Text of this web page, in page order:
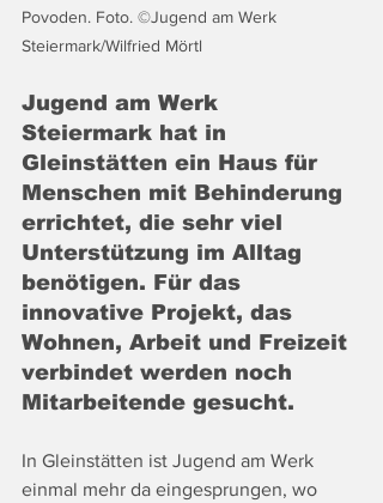
Povoden. Foto. ©Jugend am Werk
Steiermark/Wilfried Mörtl
Jugend am Werk
Steiermark hat in
Gleinstätten ein Haus für
Menschen mit Behinderung
errichtet, die sehr viel
Unterstützung im Alltag
benötigen. Für das
innovative Projekt, das
Wohnen, Arbeit und Freizeit
verbindet werden noch
Mitarbeitende gesucht.
In Gleinstätten ist Jugend am Werk
einmal mehr da eingesprungen, wo